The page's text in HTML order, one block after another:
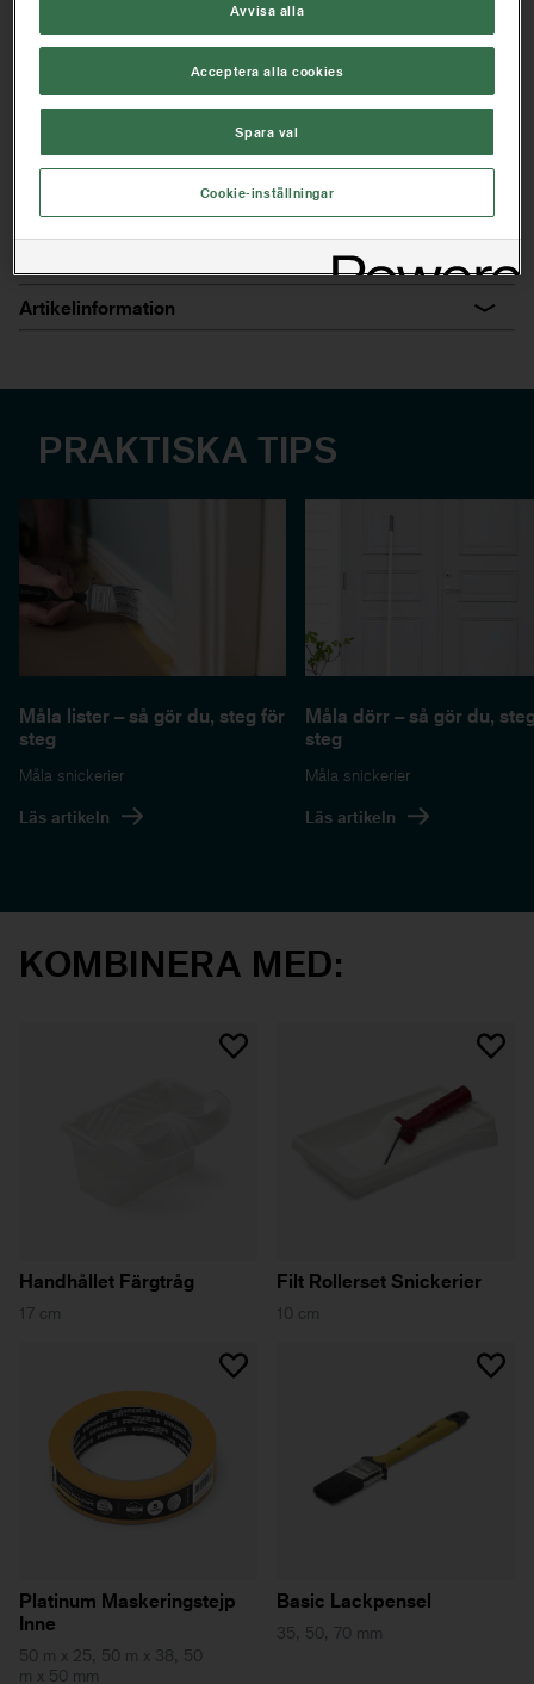
Till enklare måleriarbeten
Praktiskt frånläggningsstöd
Kan användas till alla typer av färger, lasyrer och oljor på
HITTA BUTIK NÄRA DIG
Artikelinformation
PRAKTISKA TIPS
Måla lister – så gör du, steg för
steg
Måla snickerier
Läs artikeln
Måla dörr – så gör du,
steg
Måla snickerier
Läs artikeln
KOMBINERA MED:
Handhållet Färgtråg
17 cm
Filt Rollerset Snickerier
10 cm
Platinum Maskeringstejp
Inne
50 m x 25, 50 m x 38, 50
m x 50 mm
Basic Lackpensel
35, 50, 70 mm
Avvisa alla
Acceptera alla cookies
Spara val
Cookie-inställningar